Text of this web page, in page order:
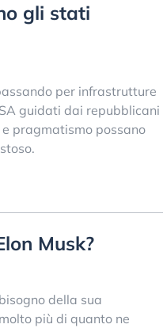
gli stati
per infrastrutture
guidati dai repubblicani
pragmatismo possano
Musk?
della sua
più di quanto ne